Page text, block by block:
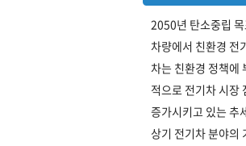
2050년 탄소중립
차량에서 친환경 전
차는 친환경 정책에
적으로 전기차 시장
증가시키고 있는 추
상기 전기차 분야의